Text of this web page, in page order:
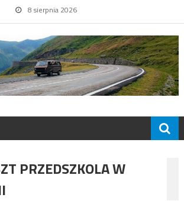
8 sierpnia 2026
PRZEDSZKOLA W